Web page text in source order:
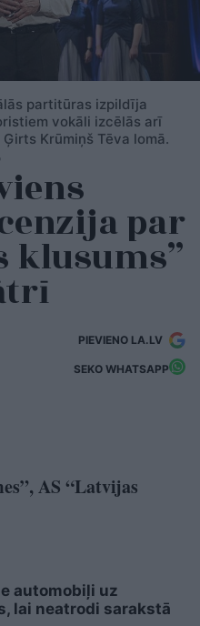
partitūras izpildīja
vokāli izcēlās arī
Krūmiņš Tēva lomā.
par
klusums”
PIEVIENO LA.LV
SEKO WHATSAPP
AS “Latvijas
automobiļi uz
lai neatrodi sarakstā